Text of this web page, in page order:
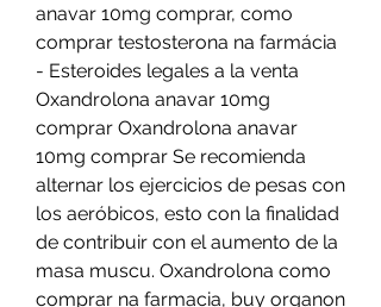
anavar 10mg comprar, como
comprar testosterona na farmácia
- Esteroides legales a la venta
Oxandrolona anavar 10mg
comprar Oxandrolona anavar
10mg comprar Se recomienda
alternar los ejercicios de pesas con
los aeróbicos, esto con la finalidad
de contribuir con el aumento de la
masa muscu. Oxandrolona como
comprar na farmacia, buy organon